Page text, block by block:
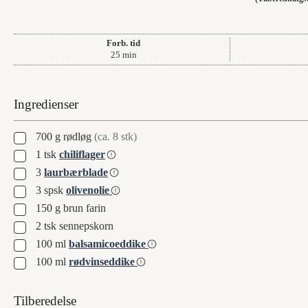
Forb. tid
25minutter
min
Ingredienser
▢
700 g rødløg (ca. 8 stk)
▢1 tsk chiliflager
▢
3 laurbærblade
▢
3 spsk olivenolie
▢150 g brun farin
▢
2 tsk sennepskorn
▢100 ml balsamicoeddike
▢100 ml rødvinseddike
Tilberedelse